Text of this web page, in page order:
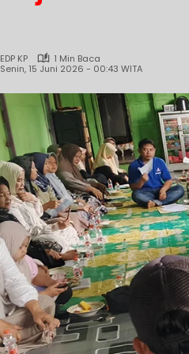
EDP KP
1 Min Baca
Senin, 15 Juni 2026 - 00:43 WITA